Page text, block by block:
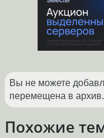
Вы не можете
перемещена в архив.
Похожие